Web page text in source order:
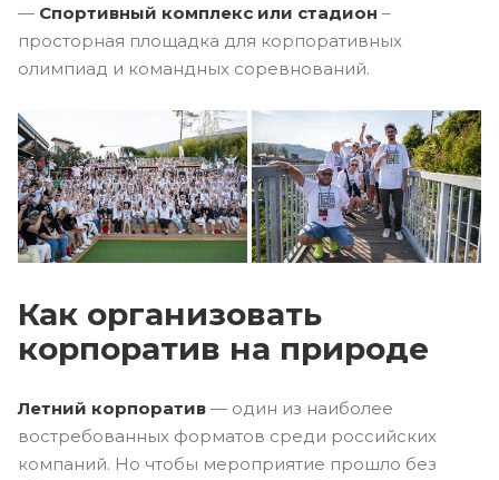
— Спортивный комплекс или стадион –
просторная площадка для корпоративных
олимпиад и командных соревнований.
Как организовать
корпоратив на природе
Летний корпоратив — один из наиболее
востребованных форматов среди российских
компаний. Но чтобы мероприятие прошло без